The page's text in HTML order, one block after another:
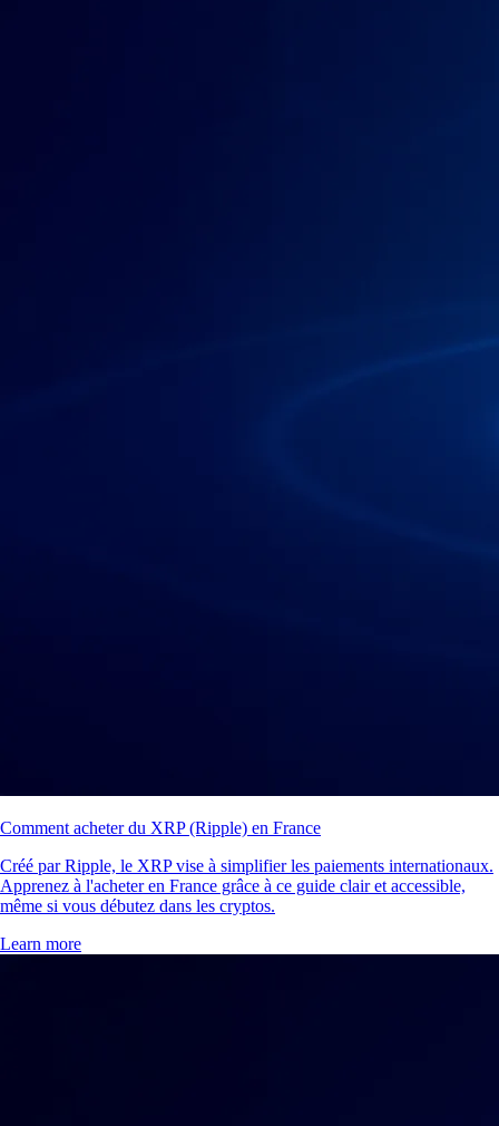
Comment acheter du XRP (Ripple) en France
Créé par Ripple, le XRP vise à simplifier les paiements internationaux.
Apprenez à l'acheter en France grâce à ce guide clair et accessible,
même si vous débutez dans les cryptos.
Learn more